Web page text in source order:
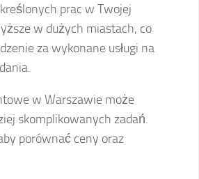
prac w Twojej
w dużych miastach, co
za wykonane usługi na
w Warszawie może
skomplikowanych zadań.
porównać ceny oraz